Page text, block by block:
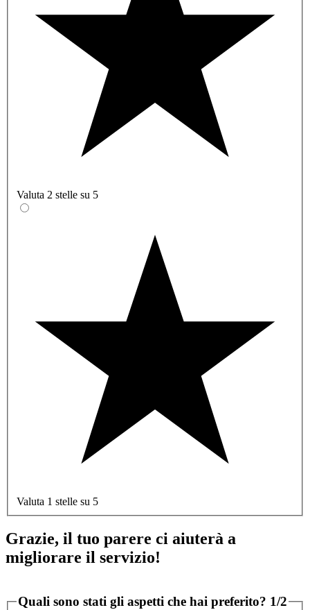
Valuta 2 stelle su 5
Valuta 1 stelle su 5
Grazie, il tuo parere ci aiuterà a
migliorare il servizio!
Quali sono stati gli aspetti che hai preferito? 1/2